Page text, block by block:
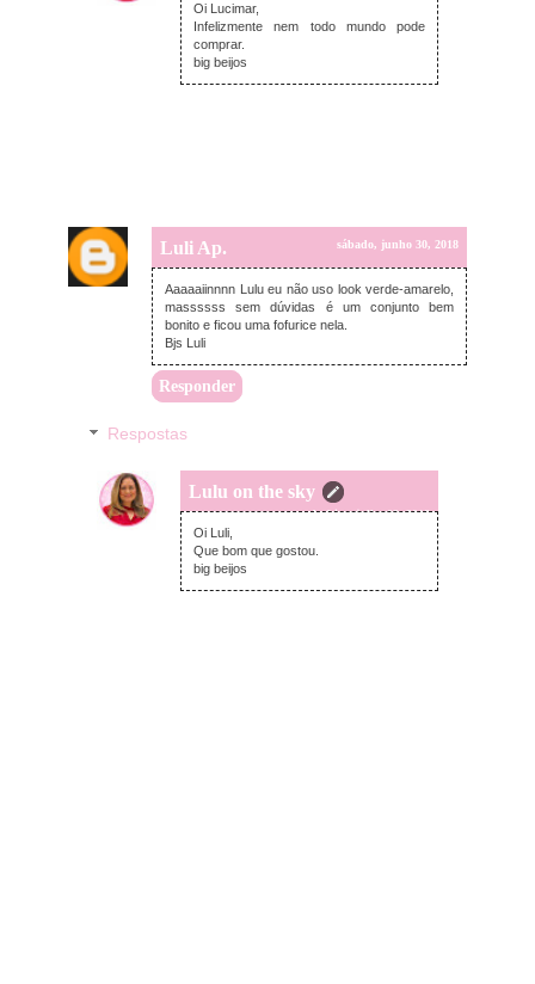
Oi Lucimar,
Infelizmente nem todo mundo pode
comprar.
big beijos
Luli Ap. sábado, junho 30, 2018
Aaaaaiinnnn Lulu eu não uso look verde-amarelo,
massssss sem dúvidas é um conjunto bem
bonito e ficou uma fofurice nela.
Bjs Luli
Responder
Respostas
Lulu on the sky
segunda-feira, julho 02, 2018
Oi Luli,
Que bom que gostou.
big beijos